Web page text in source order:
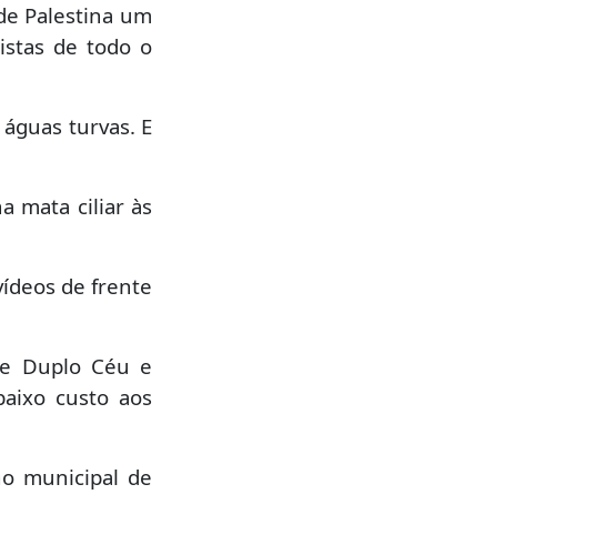
Palestina um
de todo o
turvas. E
mata ciliar às
de frente
Duplo Céu e
custo aos
municipal de